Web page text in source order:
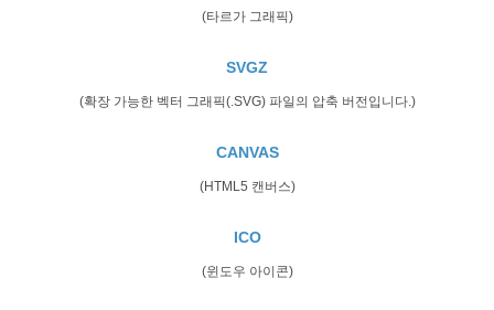
(타르가 그래픽)
SVGZ
(확장 가능한 벡터 그래픽(.SVG) 파일의 압축 버전입니다.)
CANVAS
(HTML5 캔버스)
ICO
(윈도우 아이콘)